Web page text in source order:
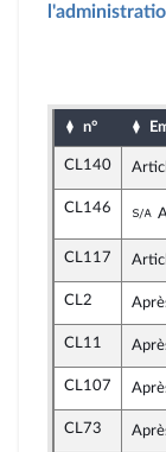
n°
CL140
CL146
CL117
CL2
CL11
CL107
CL73